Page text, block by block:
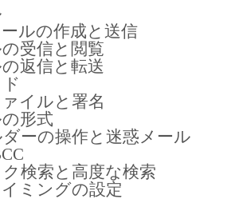
ルの作成と送信
受信と閲覧
返信と転送
イルと署名
形式
ーの操作と迷惑メール
検索と高度な検索
ミングの設定